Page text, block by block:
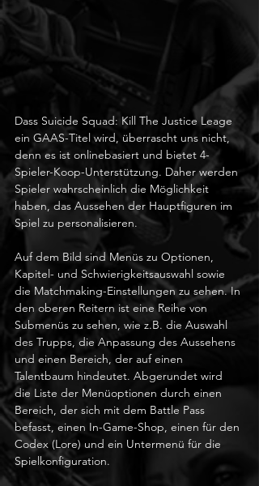
Dass Suicide Squad: Kill The Justice Leage
ein GAAS-Titel wird, überrascht uns nicht,
denn es ist onlinebasiert und bietet 4-
Spieler-Koop-Unterstützung. Daher werden
Spieler wahrscheinlich die Möglichkeit
haben, das Aussehen der Hauptfiguren im
Spiel zu personalisieren.
Auf dem Bild sind Menüs zu Optionen,
Kapitel- und Schwierigkeitsauswahl sowie
die Matchmaking-Einstellungen zu sehen. In
den oberen Reitern ist eine Reihe von
Submenüs zu sehen, wie z.B. die Auswahl
des Trupps, die Anpassung des Aussehens
und einen Bereich, der auf einen
Talentbaum hindeutet. Abgerundet wird
die Liste der Menüoptionen durch einen
Bereich, der sich mit dem Battle Pass
befasst, einen In-Game-Shop, einen für den
Codex (Lore) und ein Untermenü für die
Spielkonfiguration.